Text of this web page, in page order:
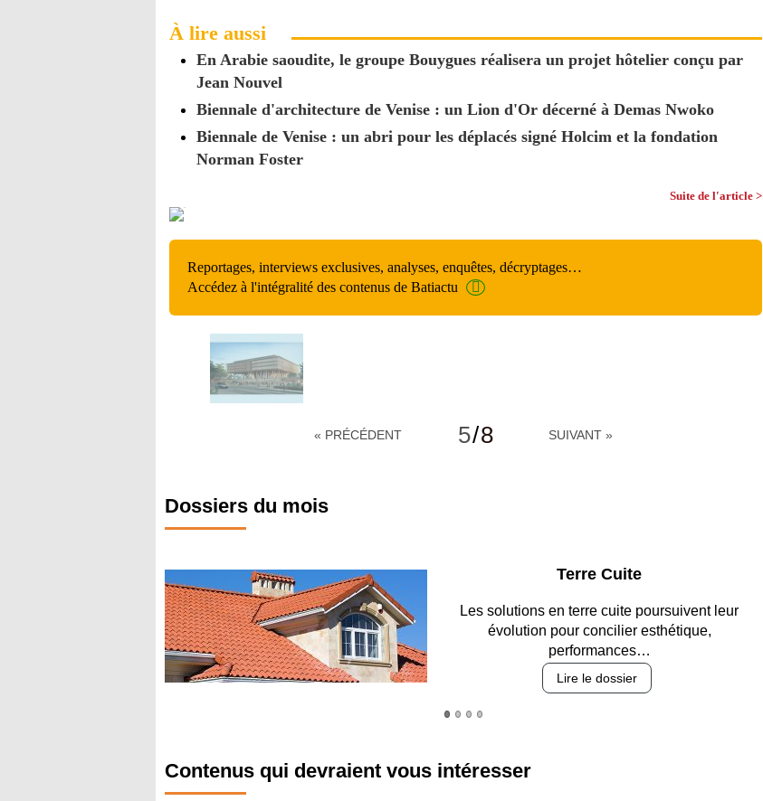
À lire aussi
En Arabie saoudite, le groupe Bouygues réalisera un projet hôtelier conçu par
Jean Nouvel
Biennale d'architecture de Venise : un Lion d'Or décerné à Demas Nwoko
Biennale de Venise : un abri pour les déplacés signé Holcim et la fondation
Norman Foster
Suite de l'article >
Reportages, interviews exclusives, analyses, enquêtes, décryptages…
Accédez à l'intégralité des contenus de Batiactu
« PRÉCÉDENT 5/8 SUIVANT »
Dossiers du mois
Parking et garages
Entre circulation, sécurisation des accès, durabilité
des revêtements et intégration…
Lire le dossier